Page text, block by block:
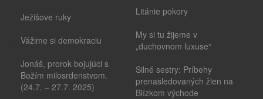
Ježišove ruky
Vážime si demokraciu
Jonáš, prorok bojujúci s
Božím milosrdenstvom.
(24.7. – 27.7. 2025)
Litánie pokory
My si tu žijeme v
„duchovnom luxuse“
Silné sestry: Príbehy
prenasledovaných žien na
Blízkom východe